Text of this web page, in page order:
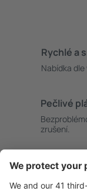
Rychlé a
Nabídka
Pečlivé
zrušení.
Atraktivní
uživatele.